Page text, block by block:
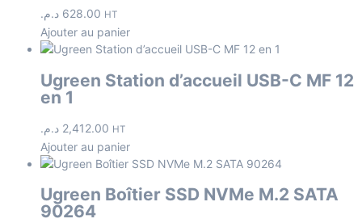
628.00 د.م. HT
Ajouter au panier
Ugreen Station d’accueil USB-C MF 12
en 1
2,412.00 د.م. HT
Ajouter au panier
Ugreen Boîtier SSD NVMe M.2 SATA
90264